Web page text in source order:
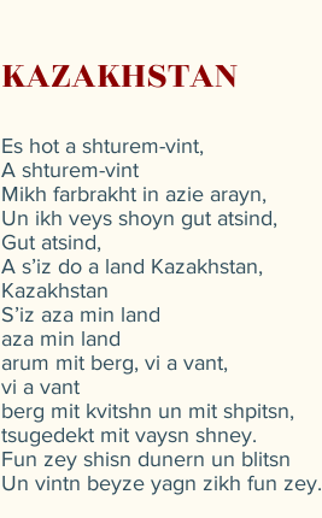
KAZAKHSTAN
Es hot a shturem-vint,
A shturem-vint
Mikh farbrakht in azie arayn,
Un ikh veys shoyn gut atsind,
Gut atsind,
A s’iz do a land Kazakhstan,
Kazakhstan
S’iz aza min land
aza min land
arum mit berg, vi a vant,
vi a vant
berg mit kvitshn un mit shpitsn,
tsugedekt mit vaysn shney.
Fun zey shisn dunern un blitsn
Un vintn beyze yagn zikh fun zey.